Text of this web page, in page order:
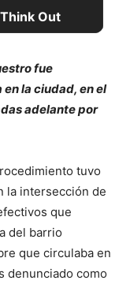
fue
la ciudad, en el
adelante por
tuvo
la intersección de
que
del barrio
que circulaba en
denunciado como